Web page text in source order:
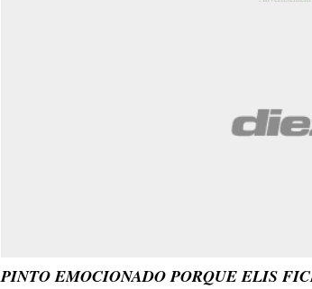
PINTO EMOCIONADO PORQUE ELIS